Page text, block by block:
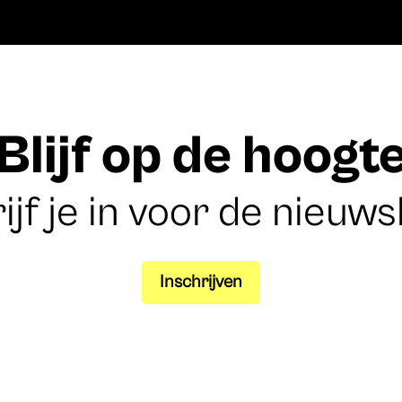
op de
je in voor de
Inschrijven